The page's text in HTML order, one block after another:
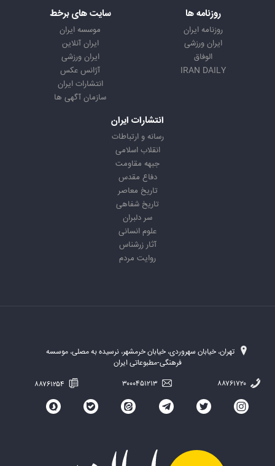
روزنامه ها
روزنامه ایران
ایران ورزشی
الوفاق
IRAN DAILY
سایت های برخط
موسسه ایران
ایران آنلاین
ایران ورزشی
آژانس عکس
انتشارات ایران
سازمان آگهی ها
انتشارات ایران
رسانه و ارتباطات
انقلاب اسلامی
جبهه مقاومت
دفاع مقدس
تاریخ معاصر
تاریخ شفاهی
سر دلبران
علوم انسانی
آثار زرشناس
روایت مردم
تهران، خیابان سهروردی، خیابان خرمشهر، نرسیده به مصلی، موسسه
فرهنگی-مطبوعاتی ایران